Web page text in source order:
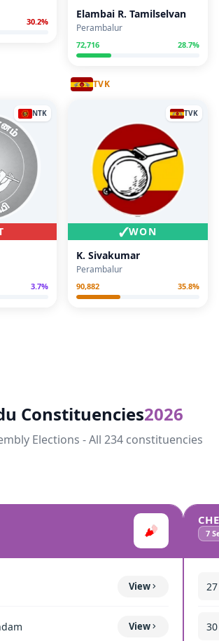
30.2%
Elambai R. Tamilselvan
Perambalur
72,716 28.7%
NTK
3.7%
TVK
✓WON
TVK
K. Sivakumar
Perambalur
90,882 35.8%
Constituencies2026
Elections - All 234 constituencies
View
View
7
27
30